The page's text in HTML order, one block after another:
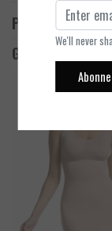
Product
Gerelateerde
We'll never